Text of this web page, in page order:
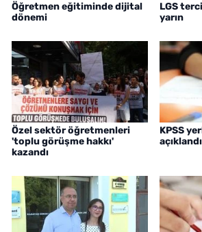
Öğretmen eğitiminde dijital
dönemi
LGS
yarın
Özel sektör öğretmenleri
'toplu görüşme hakkı'
kazandı
KPSS
açıklandı